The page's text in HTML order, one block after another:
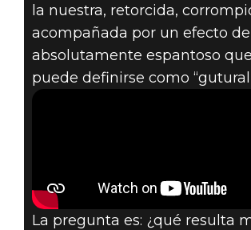
la nuestra, retorcida,
acompañada por un efecto
absolutamente espantoso
puede definirse como
La pregunta es: ¿qué resulta